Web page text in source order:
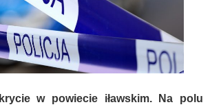
w powiecie iławskim. Na polu